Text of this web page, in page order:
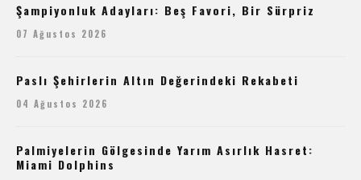
Şampiyonluk Adayları: Beş Favori, Bir Sürpriz
07 Ağustos 2026
Paslı Şehirlerin Altın Değerindeki Rekabeti
04 Ağustos 2026
Palmiyelerin Gölgesinde Yarım Asırlık Hasret:
Miami Dolphins